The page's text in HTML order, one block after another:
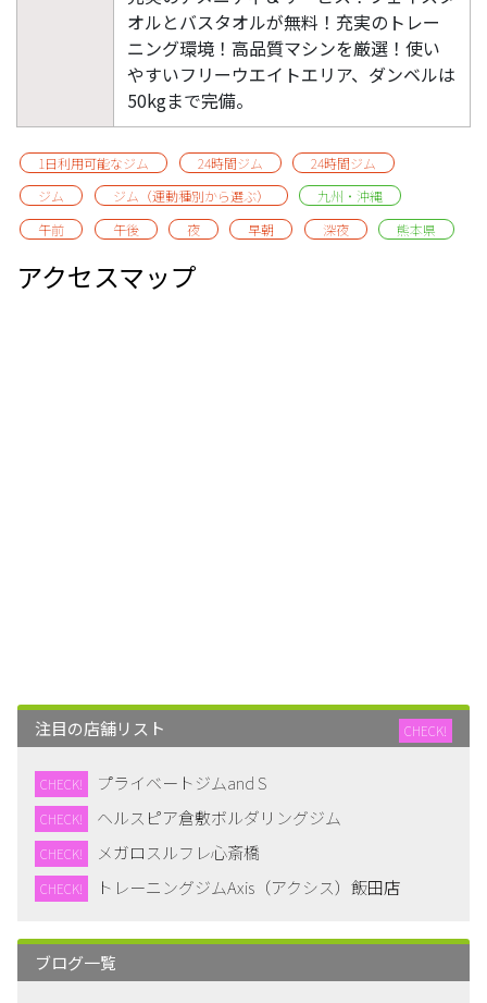
オルとバスタオルが無料！充実のトレー
ニング環境！高品質マシンを厳選！使い
やすいフリーウエイトエリア、ダンベルは
50kgまで完備。
1日利用可能なジム 24時間ジム
24時間ジム
ジム
ジム（運動種別から選ぶ）
九州・沖縄
午前
午後 夜 早朝 深夜 熊本県
アクセスマップ
注目の店舗リスト CHECK!
CHECK! プライベートジムand S
CHECK! ヘルスピア倉敷ボルダリングジム
CHECK! メガロスルフレ心斎橋
CHECK! トレーニングジムAxis（アクシス）飯田店
ブログ一覧